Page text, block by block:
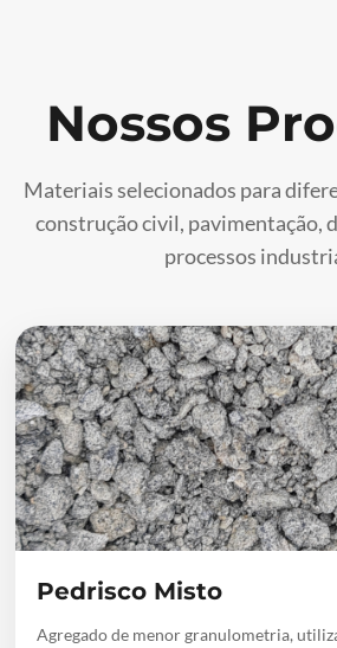
Nossos
Materiais selecionados para
construção civil, pavimentação,
processos
Pedrisco Misto
Agregado de menor granulometria,